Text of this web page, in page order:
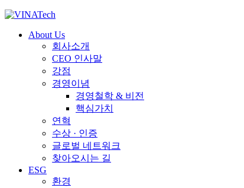
About Us
회사소개
CEO 인사말
강점
경영이념
경영철학 & 비전
핵심가치
연혁
수상 · 인증
글로벌 네트워크
찾아오시는 길
ESG
환경